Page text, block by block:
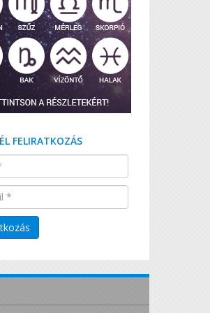
FELIRATKOZÁS